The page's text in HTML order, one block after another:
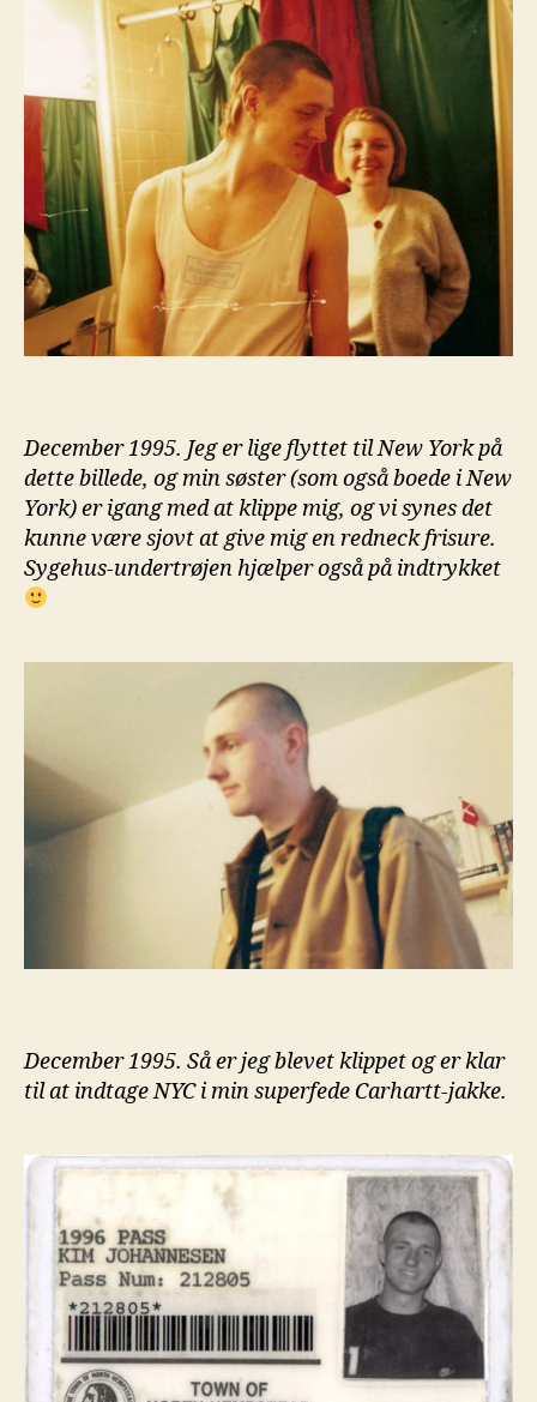
December 1995. Jeg er lige flyttet til New York på
dette billede, og min søster (som også boede i New
York) er igang med at klippe mig, og vi synes det
kunne være sjovt at give mig en redneck frisure.
Sygehus-undertrøjen hjælper også på indtrykket
December 1995. Så er jeg blevet klippet og er klar
til at indtage NYC i min superfede Carhartt-jakke.